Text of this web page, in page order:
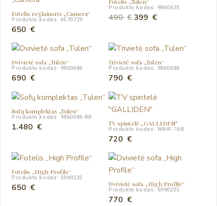
Fotelis reglaineris „Camera“
Produkto kodas: 6570729
650 €
Produkto kodas: 9860625
490€ Original
490 €.
399 €Current
399 €.
Dvivietė sofa „Tulen“
Produkto kodas: 9860686
690 €
Trivietė sofa „Tulen“
Produkto kodas: 9860688
790 €
Sofų komplektas „Tulen“
Produkto kodas: 9860686-88
1.480 € TV spintelė „GALLIDEN”
Produkto kodas: W841-168
720 €
Fotelis „High Profile“
Produkto kodas: 5990223
650 € Dvivietė sofa „High Profile“
Produkto kodas: 5990235
770 €